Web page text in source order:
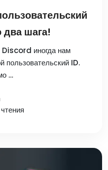
два шага!
Discord иногда нам
пользовательский ID.
…